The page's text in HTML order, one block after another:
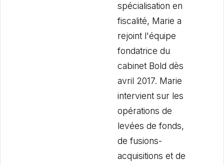
spécialisation en
fiscalité, Marie a
rejoint l'équipe
fondatrice du
cabinet Bold dès
avril 2017. Marie
intervient sur les
opérations de
levées de fonds,
de fusions-
acquisitions et de